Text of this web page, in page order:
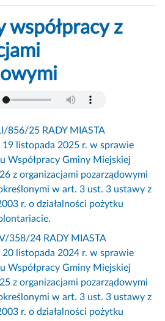
współpracy z
856/25 RADY MIASTA
19 listopada 2025 r. w sprawie
Współpracy Gminy Miejskiej
z organizacjami pozarządowymi
w art. 3 ust. 3 ustawy z
r. o działalności pożytku
358/24 RADY MIASTA
20 listopada 2024 r. w sprawie
Współpracy Gminy Miejskiej
z organizacjami pozarządowymi
w art. 3 ust. 3 ustawy z
r. o działalności pożytku